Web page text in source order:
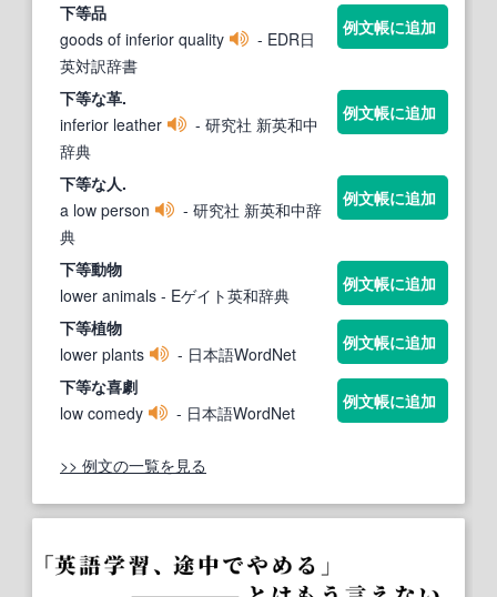
下等品
goods of inferior quality
- EDR日
英対訳辞書
例文帳に追加
下等な革.
inferior leather
- 研究社 新英和中
辞典
例文帳に追加
下等な人.
a low person
- 研究社 新英和中辞
典
例文帳に追加
下等動物
lower animals - Eゲイト英和辞典
例文帳に追加
下等植物
lower plants
- 日本語WordNet
例文帳に追加
下等な喜劇
low comedy
- 日本語WordNet
例文帳に追加
>> 例文の一覧を見る